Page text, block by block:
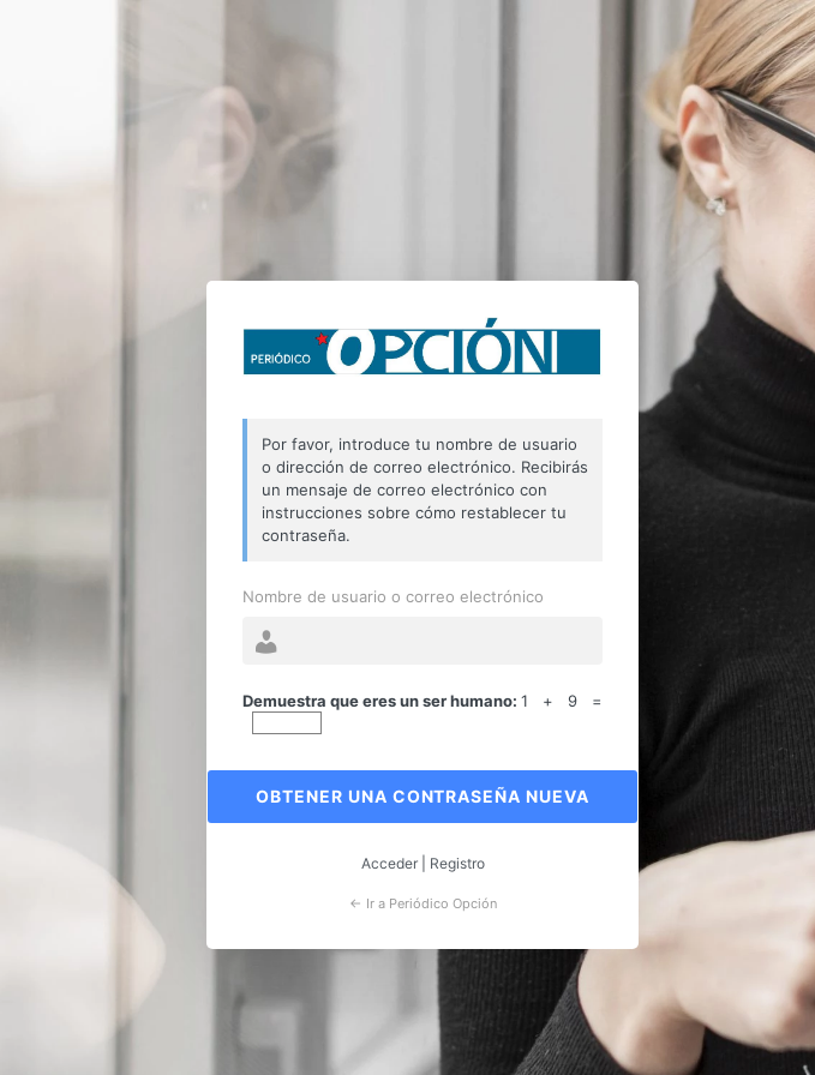
Contraseña
Por favor, introduce tu nombre de usuario
o dirección de correo electrónico. Recibirás
un mensaje de correo electrónico con
instrucciones sobre cómo restablecer tu
contraseña.
Nombre de usuario o correo electrónico
Demuestra que eres un ser humano: 1 + 9 =
Acceder| Registro
← Ir a Periódico Opción